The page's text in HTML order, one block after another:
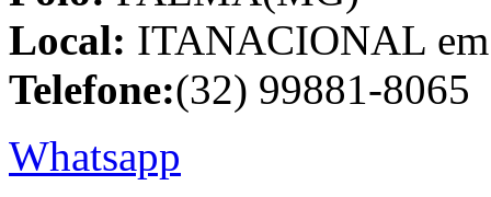
Local: ITANACIONAL
Telefone:(32) 99881-8065
Whatsapp